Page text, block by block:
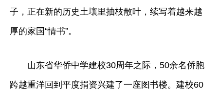
子，正在新的历史土壤里抽枝散叶，续写着越来越
厚的家国“情书”。
山东省华侨中学建校30周年之际，50余名侨胞
跨越重洋回到平度捐资兴建了一座图书楼。建校60